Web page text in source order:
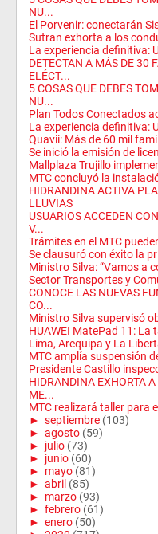
NU...
El Porvenir: conectarán
Sutran exhorta a los
La experiencia definitiva:
DETECTAN A MÁS DE 30
ELÉCT...
5 COSAS QUE DEBES
NU...
Plan Todos Conectados
La experiencia definitiva:
Quavii: Más de 60 mil
Se inició la emisión de
Mallplaza Trujillo
MTC concluyó la
HIDRANDINA ACTIVA
LLUVIAS
USUARIOS ACCEDEN
V...
Trámites en el MTC
Se clausuró con éxito la
Ministro Silva: “Vamos a
Sector Transportes y
CONOCE LAS NUEVAS
CO...
Ministro Silva supervisó
HUAWEI MatePad 11: La
Lima, Arequipa y La
MTC amplía suspensión
Presidente Castillo
HIDRANDINA EXHORTA
ME...
MTC realizará taller para
► septiembre (103)
► agosto (59)
► julio (73)
► junio (60)
► mayo (81)
► abril (85)
► marzo (93)
► febrero (61)
► enero (50)